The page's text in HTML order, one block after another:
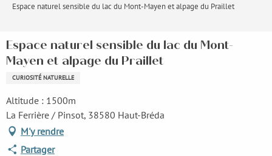
Espace naturel sensible du lac du Mont-Mayen et alpage du Praillet
Espace naturel sensible du lac du Mont-
Mayen et alpage du Praillet
CURIOSITÉ NATURELLE
Altitude : 1500m
La Ferrière / Pinsot, 38580 Haut-Bréda
M'y rendre
Partager